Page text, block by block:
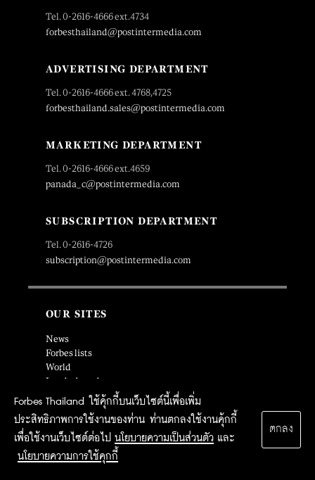
Forbes Thailand ใช้คุ้กกี้บนเว็บไซต์นี้เพื่อเพิ่ม
ประสิทธิภาพการใช้งานของท่าน ท่านตกลงใช้งานคุ้กกี้
เพื่อใช้งานเว็บไซต์ต่อไป นโยบายความเป็นส่วนตัว และ
นโยบายความการใช้คุกกี้
ตกลง
Tel. 0-2616-4666 ext.4734
forbesthailand@postintermedia.com
ADVERTISING DEPARTMENT
Tel. 0-2616-4666 ext. 4768,4725
forbesthailand.sales@postintermedia.com
MARKETING DEPARTMENT
Tel. 0-2616-4666 ext.4659
panada_c@postintermedia.com
SUBSCRIPTION DEPARTMENT
Tel. 0-2616-4726
subscription@postintermedia.com
OUR SITES
News
Forbes lists
World
Leaderboard
Commentaries
Events